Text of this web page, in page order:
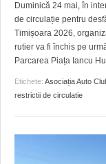
Duminică 24 mai, în
de circulație pentru
Timișoara 2026,
rutier va fi închis pe
Parcarea Piața Iancu
Etichete: Asociația Auto
restrictii de circulatie